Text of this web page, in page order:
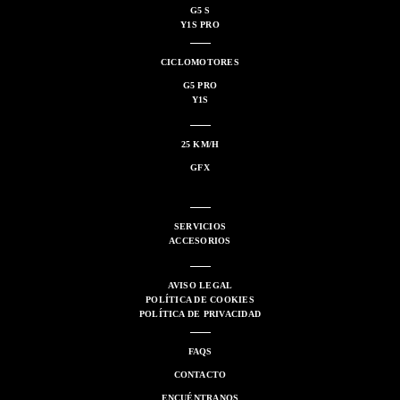
G5 S
Y1S PRO
CICLOMOTORES
G5 PRO
Y1S
25 KM/H
GFX
SERVICIOS
ACCESORIOS
AVISO LEGAL
POLÍTICA DE COOKIES
POLÍTICA DE PRIVACIDAD
FAQS
CONTACTO
ENCUÉNTRANOS